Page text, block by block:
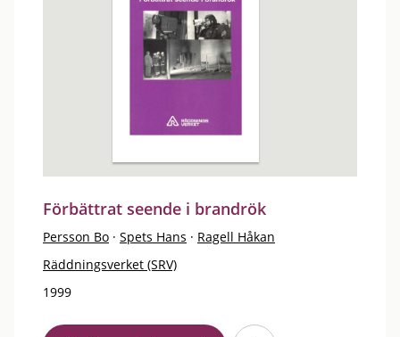
Förbättrat seende i brandrök
Persson Bo · Spets Hans · Ragell Håkan
Räddningsverket (SRV)
1999